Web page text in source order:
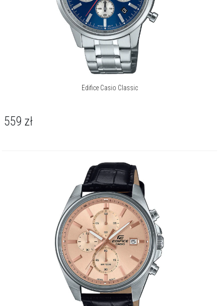
Edifice Casio Classic
559 zł